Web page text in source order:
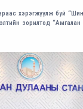
хэрэгжүүлж буй
зорилтод “Амгалан
116 МВт-ын хүчин